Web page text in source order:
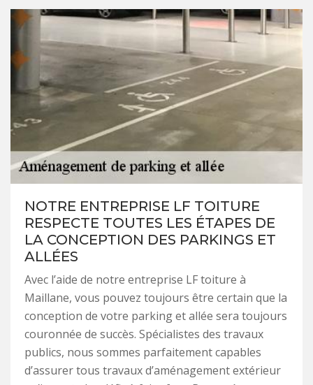
NOTRE ENTREPRISE LF TOITURE
RESPECTE TOUTES LES ÉTAPES DE
LA CONCEPTION DES PARKINGS ET
ALLÉES
Avec l’aide de notre entreprise LF toiture à
Maillane, vous pouvez toujours être certain que la
conception de votre parking et allée sera toujours
couronnée de succès. Spécialistes des travaux
publics, nous sommes parfaitement capables
d’assurer tous travaux d’aménagement extérieur